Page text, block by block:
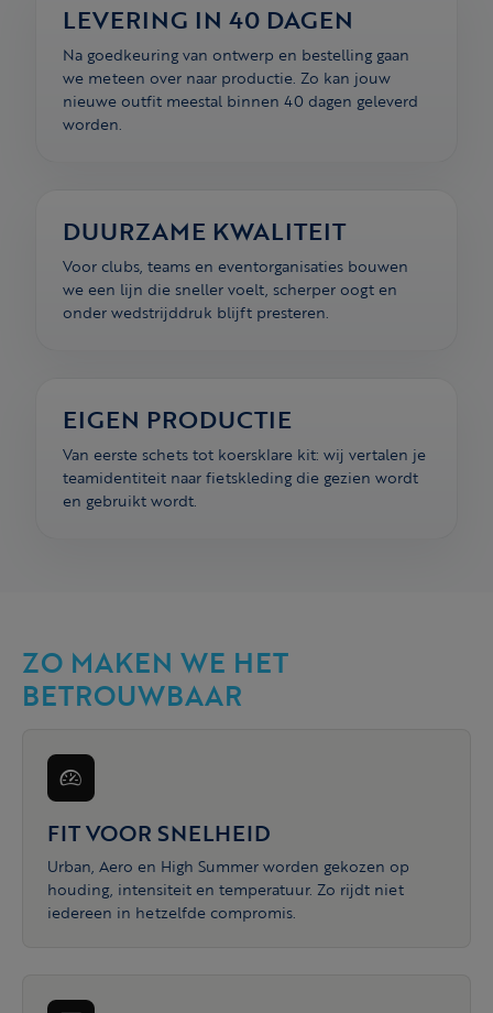
LEVERING IN 40 DAGEN
Na goedkeuring van ontwerp en bestelling gaan
we meteen over naar productie. Zo kan jouw
nieuwe outfit meestal binnen 40 dagen geleverd
worden.
DUURZAME KWALITEIT
Voor clubs, teams en eventorganisaties bouwen
we een lijn die sneller voelt, scherper oogt en
onder wedstrijddruk blijft presteren.
EIGEN PRODUCTIE
Van eerste schets tot koersklare kit: wij vertalen je
teamidentiteit naar fietskleding die gezien wordt
en gebruikt wordt.
ZO MAKEN WE HET
BETROUWBAAR
FIT VOOR SNELHEID
Urban, Aero en High Summer worden gekozen op
houding, intensiteit en temperatuur. Zo rijdt niet
iedereen in hetzelfde compromis.